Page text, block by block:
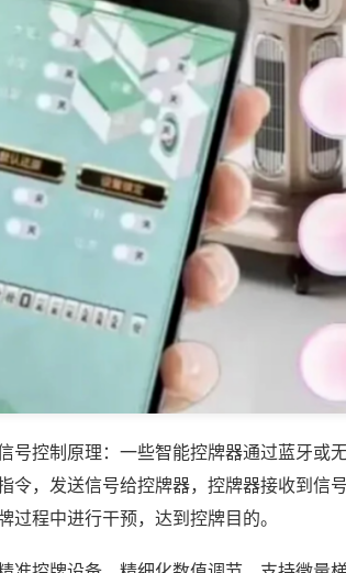
号控制原理：一些智能控牌器通过蓝牙或
令，发送信号给控牌器，控牌器接收到信
过程中进行干预，达到控牌目的。